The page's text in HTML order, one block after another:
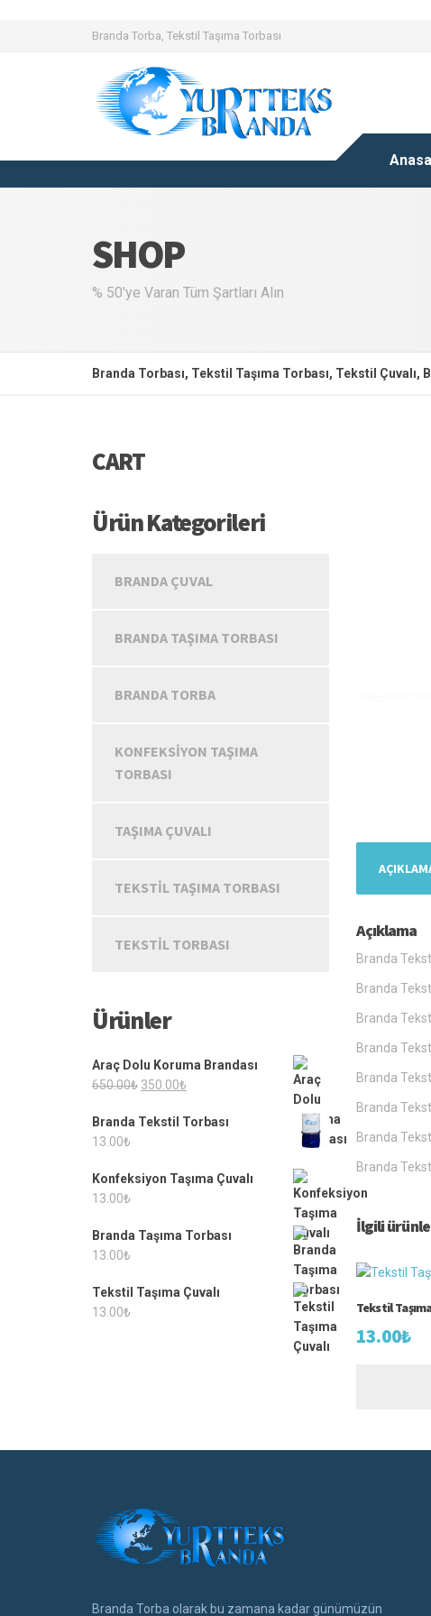
Branda Torba, Tekstil Taşıma Torbası
SHOP
% 50'ye Varan Tüm Şartları Alın
Branda Torbası, Tekstil Taşıma Torbası, Tekstil Çuvalı,
Açıklama
Branda
Branda
Branda
Branda
Branda
Branda
Branda
Branda
İlgili
Tekstil
13.00₺
CART
Ürün Kategorileri
BRANDA ÇUVAL
BRANDA TAŞIMA TORBASI
BRANDA TORBA
KONFEKSIYON TAŞIMA
TORBASI
TAŞIMA ÇUVALI
TEKSTIL TAŞIMA TORBASI
TEKSTIL TORBASI
Ürünler
Araç Dolu Koruma Brandası
650.00₺ Orijinal
650.00₺.
350.00₺
fiyat:
Branda Tekstil Torbası
13.00₺
Konfeksiyon Taşıma Çuvalı
13.00₺
Branda Taşıma Torbası
13.00₺
Tekstil Taşıma Çuvalı
13.00₺
Branda Torba olarak bu zamana kadar günümüzün